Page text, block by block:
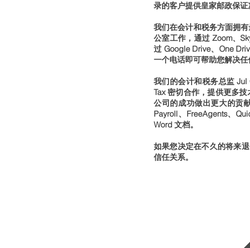
录的客户提供皇家邮政保证
我们在会计和税务方面拥
公室工作，通过 Zoom、
过 Google Drive、One
一个电话即可帮助您解决任
我们的会计和税务总监
Tax 密切合作，提供更多技
公司的成功做出更大的贡
Payroll、FreeAgents、
Word 文档。
如果您决定在不久的将来
信任关系。